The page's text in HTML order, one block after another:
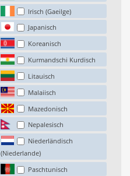
Irisch (Gaeilge)
Japanisch
Koreanisch
Kurmandschi Kurdisch
Litauisch
Malaiisch
Mazedonisch
Nepalesisch
Niederländisch
(Niederlande)
Paschtunisch